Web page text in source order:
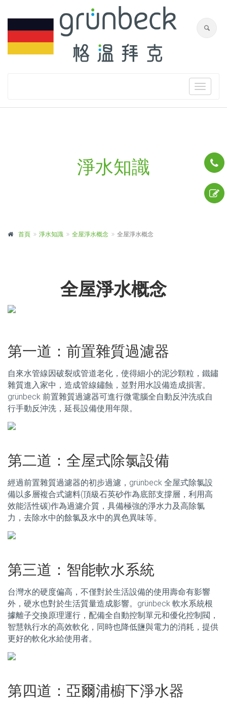
Toggle
淨水知識
首頁 淨水知識 全屋淨水概念 全屋淨水概念
全屋淨水概念
第一道：前置雜質過濾器
自來水管線因破裂或管道老化，使得細小的泥沙顆粒，鐵鏽
雜質進入家中，造成管線鏽蝕，並對用水設備造成損害。
grünbeck 前置雜質過濾器可進行微電腦全自動反沖洗或自
行手動反沖洗，延長設備使用年限。
第二道：全屋式除氯設備
經過前置雜質過濾器的初步過濾，grünbeck 全屋式除氯設
備以多層複合式濾料(頂級石英砂作為底部支撐層，利用高
效能活性碳)作為過濾介質，具備極強的淨水力及高除氯
力，去除水中的餘氯及水中的異色異味等。
第三道：智能軟水系統
台灣水的硬度偏高，不僅對於生活設備的使用壽命有影響
外，硬水也對於生活質量造成影響。grünbeck 軟水系統根
據離子交換原理運行，配備全自動控制單元和優化控制閥，
智慧執行水的高效軟化，同時也降低鹽與電力的消耗，提供
更好的軟化水給使用者。
第四道：亞爾浦櫥下淨水器